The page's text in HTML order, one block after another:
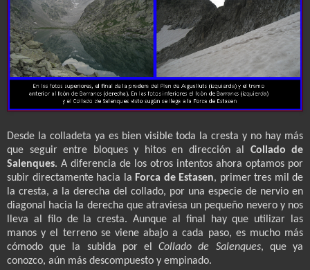
Desde la colladeta ya es bien visible toda la cresta y no hay más
que seguir entre bloques y hitos en dirección al Collado de
Salenques. A diferencia de los otros intentos ahora optamos por
subir directamente hacia la Forca de Estasen, primer tres mil de
la cresta, a la derecha del collado, por una especie de nervio en
diagonal hacia la derecha que atraviesa un pequeño nevero y nos
lleva al filo de la cresta. Aunque al final hay que utilizar las
manos y el terreno se viene abajo a cada paso, es mucho más
cómodo que la subida por elCollado de Salenques, que ya
conozco, aún más descompuesto y empinado.